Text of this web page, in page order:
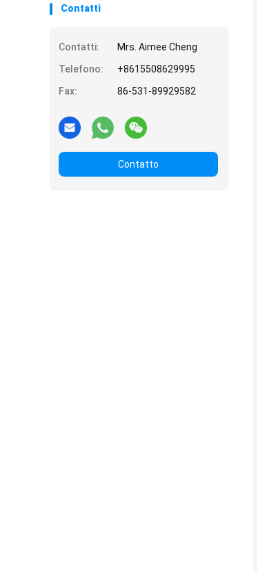
Contatti
Contatti:
Mrs. Aimee Cheng
Telefono:
+8615508629995
Fax:
86-531-89929582
Contatto